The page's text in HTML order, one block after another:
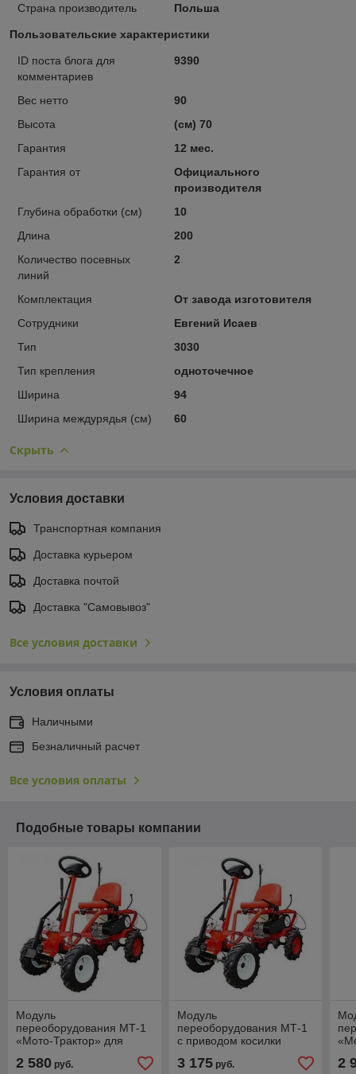
Страна производитель Польша
Пользовательские характеристики
ID поста блога для
комментариев
9390
Вес нетто
90
Высота
(см) 70
Гарантия
12 мес.
Гарантия от
Официального
производителя
Глубина обработки (см)
10
Длина
200
Количество посевных
линий
2
Комплектация
От завода изготовителя
Сотрудники
Евгений Исаев
Тип
3030
Тип крепления
одноточечное
Ширина
94
Ширина междурядья (см)
60
Скрыть
Условия доставки
Транспортная компания
Доставка курьером
Доставка почтой
Доставка "Самовывоз"
Все условия доставки
Условия оплаты
Наличными
Безналичный расчет
Все условия оплаты
Подобные товары компании
Модуль
переоборудования МТ-1
«Мото-Трактор» для
мотоблоков Агат, Салют
2 580 руб.
Модуль
переоборудования МТ-1
с приводом косилки
мотоблоков Агат, Салют
3 175руб. 2